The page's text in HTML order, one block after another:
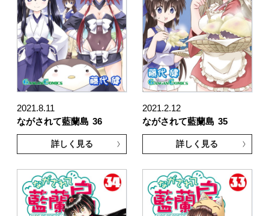
2021.8.11
ながされて藍蘭島 36
詳しく見る
2021.2.12
ながされて藍蘭島 35
詳しく見る